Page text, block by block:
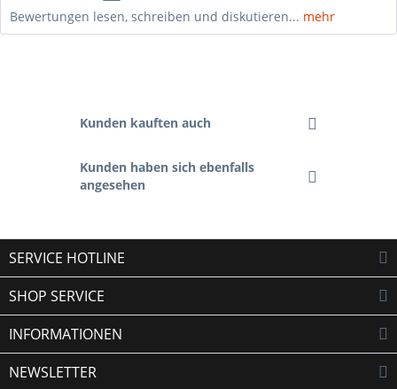
Bewertungen lesen, schreiben und diskutieren... mehr
Kunden kauften auch
Kunden haben sich ebenfalls
angesehen
SERVICE HOTLINE
SHOP SERVICE
INFORMATIONEN
NEWSLETTER